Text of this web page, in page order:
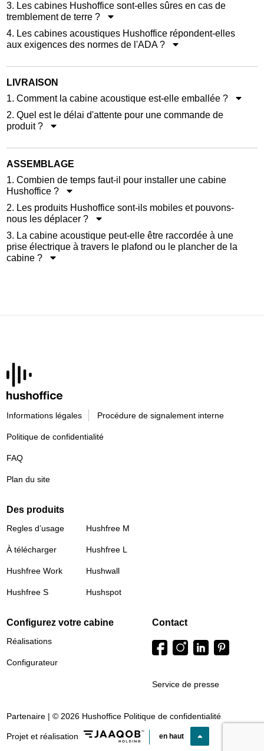
3. Les cabines Hushoffice sont-elles sûres en cas de
tremblement de terre ?
4. Les cabines acoustiques Hushoffice répondent-elles
aux exigences des normes de l'ADA ?
LIVRAISON
1. Comment la cabine acoustique est-elle emballée ?
2. Quel est le délai d'attente pour une commande de
produit ?
ASSEMBLAGE
1. Combien de temps faut-il pour installer une cabine
Hushoffice ?
2. Les produits Hushoffice sont-ils mobiles et pouvons-
nous les déplacer ?
3. La cabine acoustique peut-elle être raccordée à une
prise électrique à travers le plafond ou le plancher de la
cabine ?
Informations légales Procédure de signalement interne
Politique de confidentialité
FAQ
Plan du site
Des produits
Regles d’usage
À télécharger
Hushfree Work
Hushfree S
Hushfree M
Hushfree L
Hushwall
Hushspot
Configurez votre cabine
Réalisations
Configurateur
Contact
Service de presse
Partenaire | © 2026 Hushoffice Politique de confidentialité
Projet et réalisation en haut